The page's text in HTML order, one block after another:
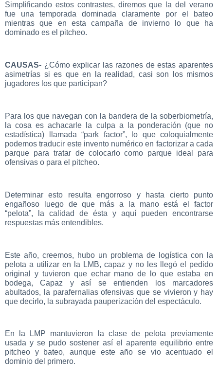
Simplificando estos contrastes, diremos que la del verano
fue una temporada dominada claramente por el bateo
mientras que en esta campaña de invierno lo que ha
dominado es el pitcheo.
CAUSAS- ¿Cómo explicar las razones de estas aparentes
asimetrías si es que en la realidad, casi son los mismos
jugadores los que participan?
Para los que navegan con la bandera de la soberbiometría,
la cosa es achacarle la culpa a la ponderación (que no
estadística) llamada “park factor”, lo que coloquialmente
podemos traducir este invento numérico en factorizar a cada
parque para tratar de colocarlo como parque ideal para
ofensivas o para el pitcheo.
Determinar esto resulta engorroso y hasta cierto punto
engañoso luego de que más a la mano está el factor
“pelota”, la calidad de ésta y aquí pueden encontrarse
respuestas más entendibles.
Este año, creemos, hubo un problema de logística con la
pelota a utilizar en la LMB, capaz y no les llegó el pedido
original y tuvieron que echar mano de lo que estaba en
bodega, Capaz y así se entienden los marcadores
abultados, la parafernalias ofensivas que se vivieron y hay
que decirlo, la subrayada pauperización del espectáculo.
En la LMP mantuvieron la clase de pelota previamente
usada y se pudo sostener así el aparente equilibrio entre
pitcheo y bateo, aunque este año se vio acentuado el
dominio del primero.